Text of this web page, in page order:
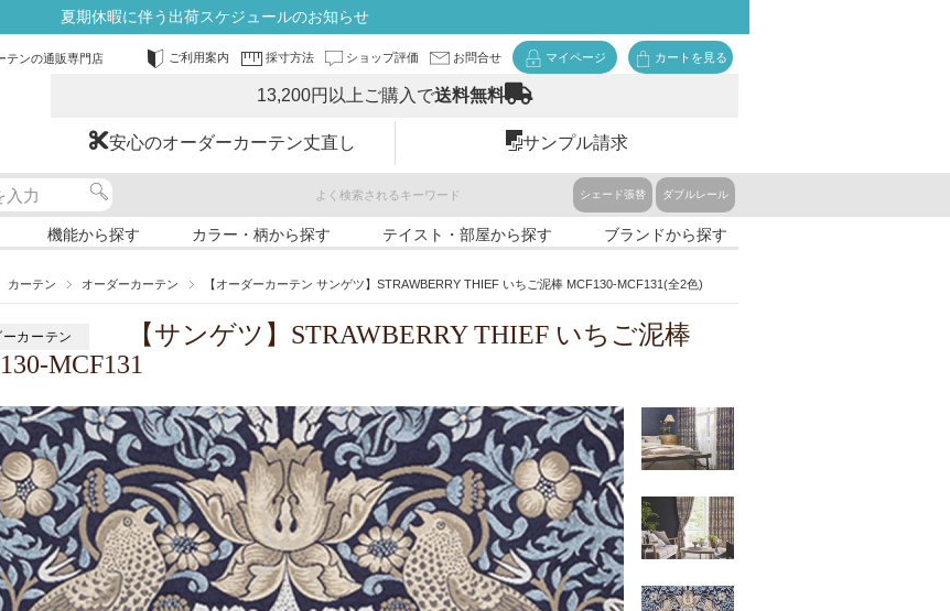
夏期休暇に伴う出荷スケジュールのお知らせ
テンの通販専門店 ご利用案内 採寸方法 ショップ評価 お問合せ マイページ カートを見る
13,200円以上ご購入で送料無料
安心のオーダーカーテン丈直し サンプル請求
よく検索されるキーワード シェード張替 ダブルレール
機能から探す カラー・柄から探す テイスト・部屋から探す ブランドから探す
カーテン オーダーカーテン 【オーダーカーテン サンゲツ】STRAWBERRY THIEF いちご泥棒 MCF130-MCF131(全2色)
ーカーテン
【サンゲツ】STRAWBERRY THIEF いちご泥棒
MCF131